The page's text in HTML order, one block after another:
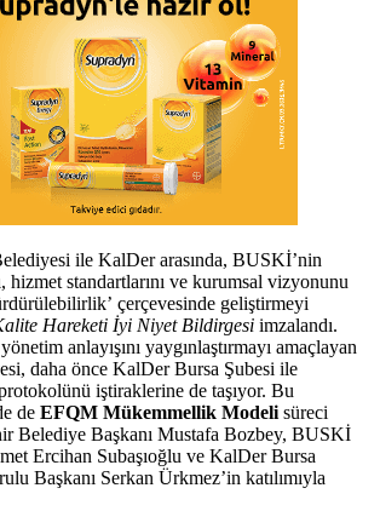
ile KalDer arasında, BUSKİ’nin
hizmet standartlarını ve kurumsal vizyonunu
çerçevesinde geliştirmeyi
Hareketi İyi Niyet Bildirgesi imzalandı.
anlayışını yaygınlaştırmayı amaçlayan
daha önce KalDer Bursa Şubesi ile
iştiraklerine de taşıyor. Bu
de EFQM Mükemmellik Modeli süreci
Belediye Başkanı Mustafa Bozbey, BUSKİ
Ercihan Subaşıoğlu ve KalDer Bursa
Başkanı Serkan Ürkmez’in katılımıyla